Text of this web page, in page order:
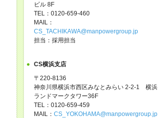
ビル 8F
TEL：0120-659-460
MAIL：
CS_TACHIKAWA@manpowergroup.jp
担当：採用担当
CS横浜支店
〒220-8136
神奈川県横浜市西区みなとみらい 2-2-1 横浜
ランドマークタワー36F
TEL：0120-659-459
MAIL： CS_YOKOHAMA@manpowergroup.jp